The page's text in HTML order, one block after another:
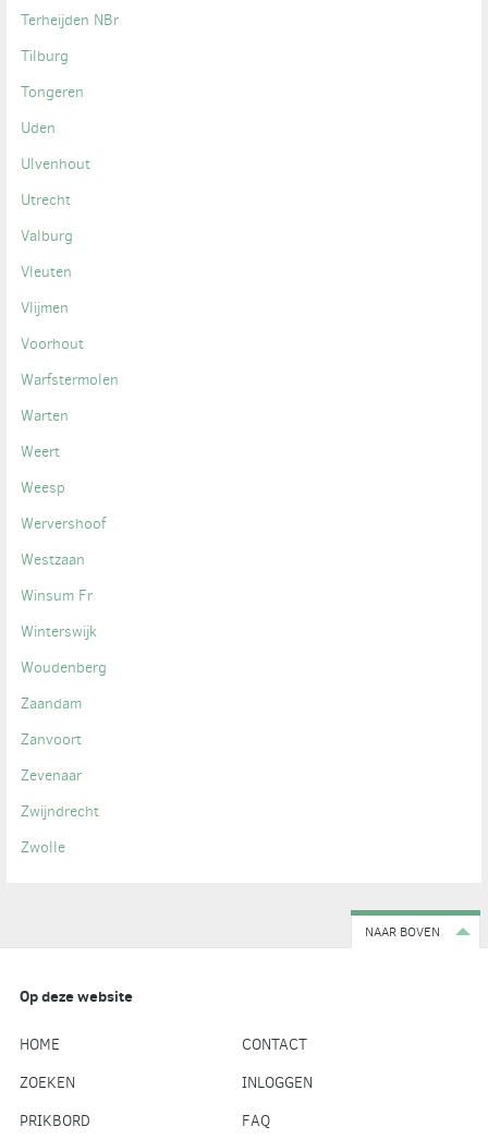
Terheijden NBr
Tilburg
Tongeren
Uden
Ulvenhout
Utrecht
Valburg
Vleuten
Vlijmen
Voorhout
Warfstermolen
Warten
Weert
Weesp
Wervershoof
Westzaan
Winsum Fr
Winterswijk
Woudenberg
Zaandam
Zanvoort
Zevenaar
Zwijndrecht
Zwolle
NAAR BOVEN
Op deze website
HOME
CONTACT
ZOEKEN
INLOGGEN
PRIKBORD
FAQ